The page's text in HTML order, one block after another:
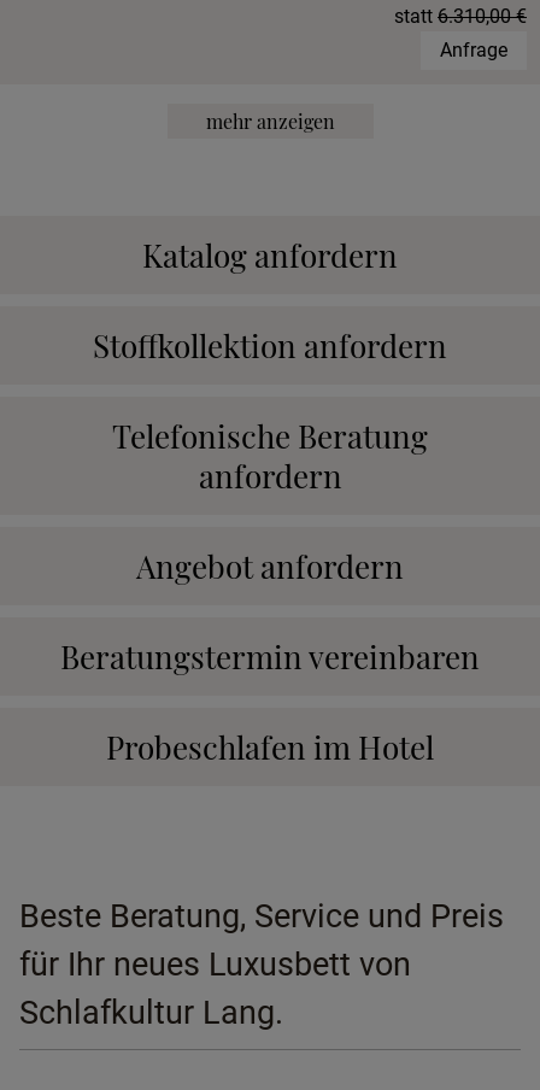
statt 6.310,00 €
Anfrage
mehr anzeigen
Katalog anfordern
Stoffkollektion anfordern
Telefonische Beratung
anfordern
Angebot anfordern
Beratungstermin vereinbaren
Probeschlafen im Hotel
Beste Beratung, Service und Preis
für Ihr neues Luxusbett von
Schlafkultur Lang.